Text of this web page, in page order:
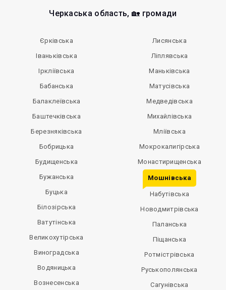
Черкаська область, 🏡 громади
Єрківська
Іваньківська
Іркліївська
Бабанська
Балаклеївська
Баштечківська
Березняківська
Бобрицька
Будищенська
Бужанська
Буцька
Білозірська
Ватутінська
Великохутірська
Виноградська
Водяницька
Вознесенська
Лисянська
Ліплявська
Маньківська
Матусівська
Медведівська
Михайлівська
Мліївська
Мокрокалигірська
Монастирищенська
Мошнівська
Набутівська
Новодмитрівська
Паланська
Піщанська
Ротмістрівська
Руськополянська
Сагунівська